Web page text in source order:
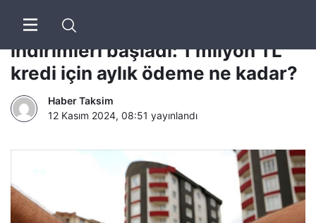
Konut kredilerinde faiz
indirimleri başladı: 1 milyon TL
kredi için aylık ödeme ne kadar?
Haber Taksim
12 Kasım 2024, 08:51 yayınlandı